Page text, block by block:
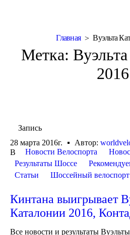
Главная Вуэльта
Метка:
2016
Запись
28 марта 2016г.
Автор:
В
Новости Велоспорта
Результаты Шоссе
Статьи
Шоссейный велоспорт
Кинтана выигрывает
Каталонии 2016,
Все новости и результаты